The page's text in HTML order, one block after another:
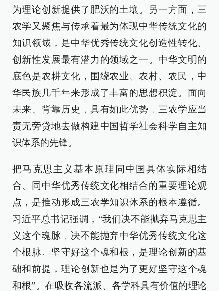
为理论创新提供了肥沃的土壤。另一方面，三
农学又聚焦与传承着最为体现中华传统文化的
知识领域，是中华优秀传统文化创造性转化、
创新性发展最有潜力的领域之一。中华文明的
底色是农耕文化，围绕农业、农村、农民，中
华民族几千年来形成了丰富的思想积淀。面向
未来、背靠历史，具有如此优势，三农学应当
责无旁贷地去做构建中国哲学社会科学自主知
识体系的先锋。
把马克思主义基本原理同中国具体实际相结
合、同中华优秀传统文化相结合的重要理论观
点，是推动形成三农学知识体系的根本遵循。
习近平总书记强调，“我们决不能抛弃马克思主
义这个魂脉，决不能抛弃中华优秀传统文化这
个根脉。坚守好这个魂和根，是理论创新的基
础和前提，理论创新也是为了更好坚守这个魂
和根”。在吸收各流派、各学科具有价值的理论